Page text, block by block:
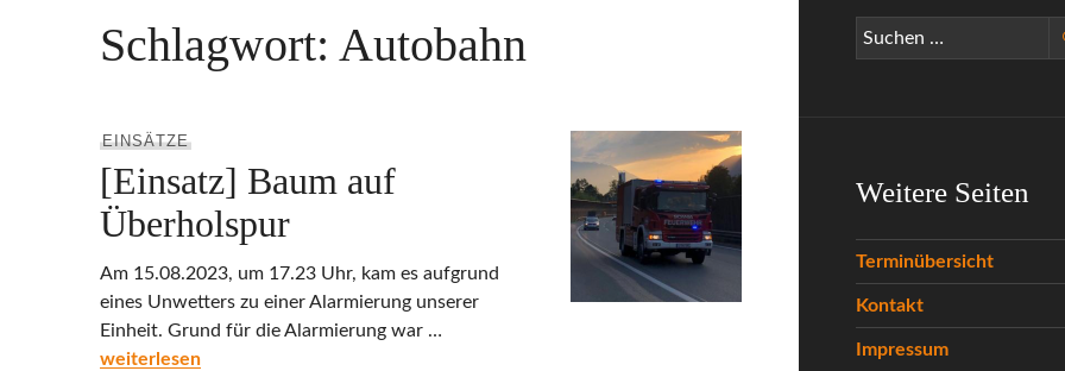
Schlagwort: Autobahn
EINSÄTZE
[Einsatz] Baum auf
Überholspur
Am 15.08.2023, um 17.23 Uhr, kam es aufgrund
eines Unwetters zu einer Alarmierung unserer
Einheit. Grund für die Alarmierung war …
[Einsatz] Baum auf Überholspur
weiterlesen
Suchen
nach:
Weitere Seiten
Terminübersicht
Kontakt
Impressum